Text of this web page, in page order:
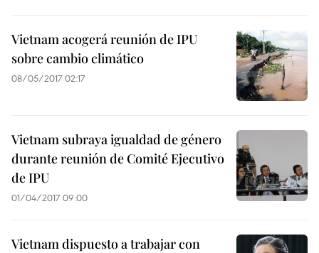
Vietnam acogerá reunión de IPU
sobre cambio climático
08/05/2017 02:17
Vietnam subraya igualdad de género
durante reunión de Comité Ejecutivo
de IPU
01/04/2017 09:00
Vietnam dispuesto a trabajar con